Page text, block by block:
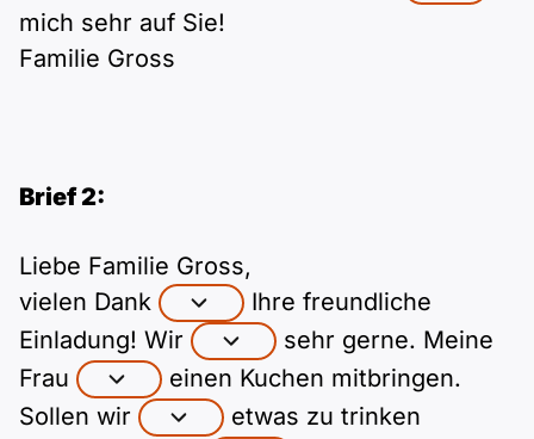
B1 ÖSD
Spiele
mich sehr auf Sie!
Familie Gross
Brief 2:
Liebe Familie Gross,
vielen Dank
Ihre freundliche
Einladung! Wir
sehr gerne. Meine
Frau
einen Kuchen mitbringen.
Sollen wir
etwas zu trinken